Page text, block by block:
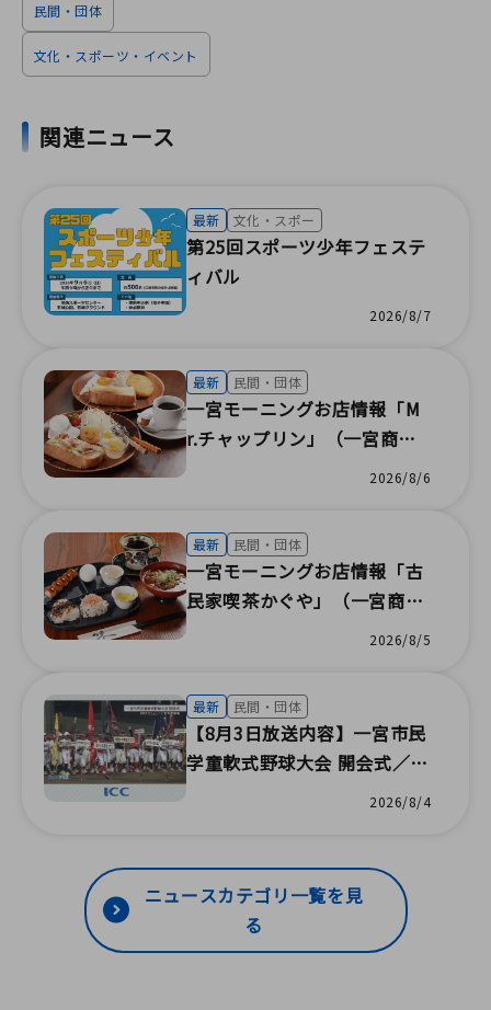
民間・団体
文化・スポーツ・イベント
関連ニュース
最新 文化・スポー
第25回スポーツ少年フェステ
ィバル
2026/8/7
最新 民間・団体
一宮モーニングお店情報「M
r.チャップリン」（一宮商工
2026/8/6
最新 民間・団体
一宮モーニングお店情報「古
民家喫茶かぐや」（一宮商工
2026/8/5
最新 民間・団体
【8月3日放送内容】一宮市民
学童軟式野球大会 開会式／福
森の夏まつり／地域の祭りで
／親子で学ぶ防災教室／100
万人のクラシックライブ／感
染症患者移送訓練（株式会社
2026/8/4
ニュースカテゴリ一覧を見
る